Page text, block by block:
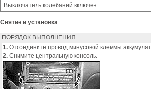
Выключатель колебаний включен
Снятие и установка
ПОРЯДОК ВЫПОЛНЕНИЯ
1. Отсоедините провод минусовой клеммы
2. Снимите центральную консоль.